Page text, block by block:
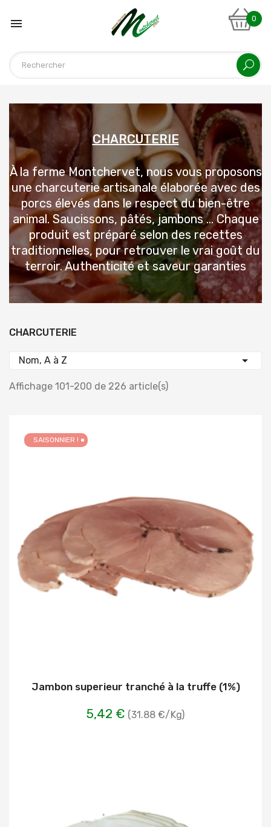
 0
CHARCUTERIE
À la ferme Montchervet, nous vous proposons
une charcuterie artisanale élaborée avec des
porcs élevés dans le respect du bien-être
animal. Saucissons, pâtés, jambons ... Chaque
produit est préparé selon des recettes
traditionnelles, pour retrouver le vrai goût du
terroir. Authenticité et saveur garanties
CHARCUTERIE
Nom, A à Z 
Affichage 101-200 de 226 article(s)
SAISONNIER !
Jambon superieur tranché à la truffe (1%)
5,42 € (31.88 €/Kg)